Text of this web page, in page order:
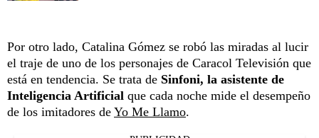
Por otro lado, Catalina Gómez se robó las miradas al lucir
el traje de uno de los personajes de Caracol Televisión que
está en tendencia. Se trata de Sinfoni, la asistente de
Inteligencia Artificial que cada noche mide el desempeño
de los imitadores de Yo Me Llamo.